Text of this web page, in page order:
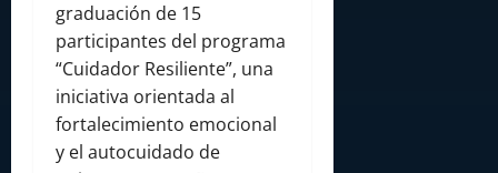
graduación de 15
participantes del programa
“Cuidador Resiliente”, una
iniciativa orientada al
fortalecimiento emocional
y el autocuidado de